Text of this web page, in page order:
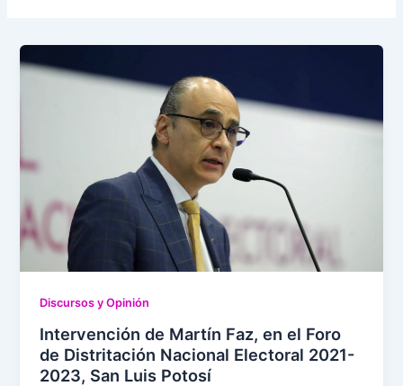
Discursos y Opinión
Intervención de Martín Faz, en el Foro
de Distritación Nacional Electoral 2021-
2023, San Luis Potosí